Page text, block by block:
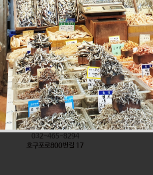
착한탕국
식품
032-465-8294
호구포로800번길 17